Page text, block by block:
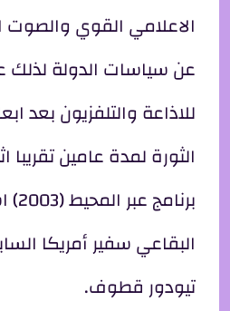
الاعلامي القوي والصوت
عن سياسات الدولة لذلك
للاذاعة والتلفزيون بعد
الثورة لمدة عامين
البقاعي سفير أمريكا
تيودور قطوف.